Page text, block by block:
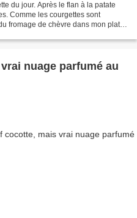
du jour. Après le flan à la patate
Comme les courgettes sont
fromage de chèvre dans mon plat
nuage parfumé au